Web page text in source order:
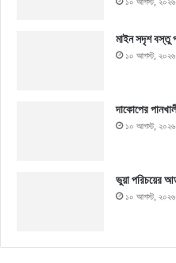
মাইন সদৃশ বস্তু
১০ আগস্ট, ২০২৬
দাকোপের
১০ আগস্ট, ২০২৬
ভুয়া পরিচয়ের
১০ আগস্ট, ২০২৬